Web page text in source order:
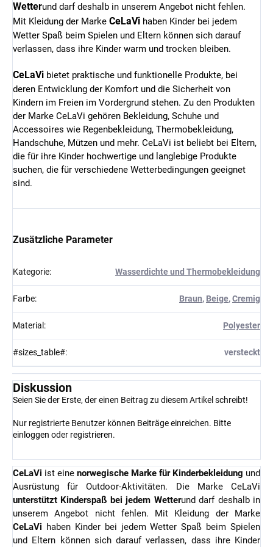
Wetterund darf deshalb in unserem Angebot nicht fehlen.
Mit Kleidung der Marke CeLaVi haben Kinder bei jedem
Wetter Spaß beim Spielen und Eltern können sich darauf
verlassen, dass ihre Kinder warm und trocken bleiben.
CeLaVi bietet praktische und funktionelle Produkte, bei
deren Entwicklung der Komfort und die Sicherheit von
Kindern im Freien im Vordergrund stehen. Zu den Produkten
der Marke CeLaVi gehören Bekleidung, Schuhe und
Accessoires wie Regenbekleidung, Thermobekleidung,
Handschuhe, Mützen und mehr. CeLaVi ist beliebt bei Eltern,
die für ihre Kinder hochwertige und langlebige Produkte
suchen, die für verschiedene Wetterbedingungen geeignet
sind.
Zusätzliche Parameter
Kategorie: Wasserdichte und Thermobekleidung
Farbe: Braun, Beige,Cremig
Material : Polyester
#sizes_table#: versteckt
Diskussion
Seien Sie der Erste, der einen Beitrag zu diesem Artikel schreibt!
Nur registrierte Benutzer können Beiträge einreichen. Bitte
einloggen oder registrieren.
CeLaVi ist eine norwegische Marke für Kinderbekleidung und
Ausrüstung für Outdoor-Aktivitäten. Die Marke CeLaVi
unterstützt Kinderspaß bei jedem Wetterund darf deshalb in
unserem Angebot nicht fehlen. Mit Kleidung der Marke
CeLaVi haben Kinder bei jedem Wetter Spaß beim Spielen
und Eltern können sich darauf verlassen, dass ihre Kinder